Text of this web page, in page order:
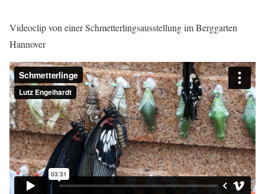
Video­clip von einer Schmet­ter­lings­aus­stel­lung im Berg­gar­ten
Han­no­ver